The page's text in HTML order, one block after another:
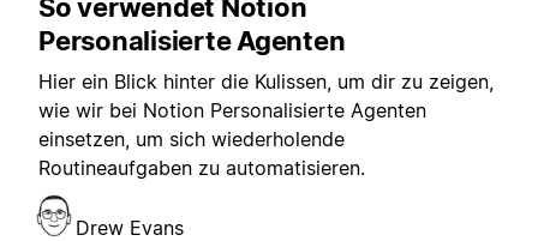
So verwendet Notion
Personalisierte Agenten
Hier ein Blick hinter die Kulissen, um dir zu zeigen,
wie wir bei Notion Personalisierte Agenten
einsetzen, um sich wiederholende
Routineaufgaben zu automatisieren.
Drew Evans